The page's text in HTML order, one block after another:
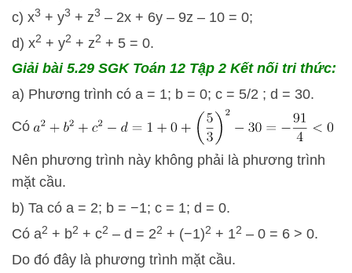
c) x3 + y3 + z3 – 2x + 6y – 9z – 10 = 0;
d) x2 + y2 + z2 + 5 = 0.
Giải bài 5.29 SGKToán 12 Tập 2 Kết nối tri thức:
a) Phương trình có a = 1; b = 0; c = 5/2 ; d = 30.
Có
Nên phương trình này không phải là phương trình
mặt cầu.
b) Ta có a = 2; b = −1; c = 1; d = 0.
Có a2 + b2 + c2 – d = 22 + (−1)2 + 12 – 0 = 6 > 0.
Do đó đây là phương trình mặt cầu.